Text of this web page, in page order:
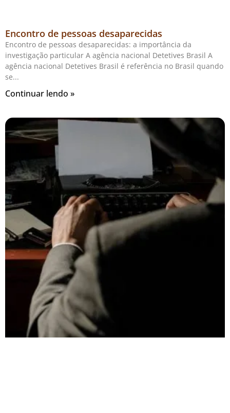
Encontro de pessoas desaparecidas
Encontro de pessoas desaparecidas: a importância da
investigação particular A agência nacional Detetives Brasil A
agência nacional Detetives Brasil é referência no Brasil quando
se
Continuar lendo »